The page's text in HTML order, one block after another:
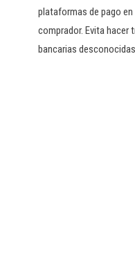
plataformas de pago
comprador. Evita hacer
bancarias